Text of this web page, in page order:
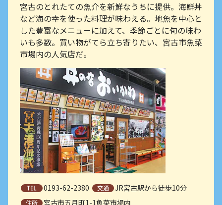
宮古のとれたての魚介を新鮮なうちに提供。海鮮丼
など海の幸を使った料理が味わえる。地魚を中心と
した豊富なメニューに加えて、季節ごとに旬の味わ
いも多数。買い物がてら立ち寄りたい、宮古市魚菜
市場内の人気店だ。
0193-62-2380
JR宮古駅から徒歩10分
宮古市五月町1-1魚菜市場内